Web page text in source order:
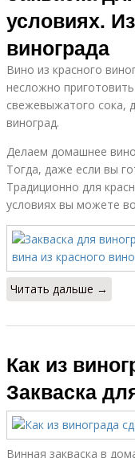
условиях.
винограда
Вино из красного
несложно
свежевыжатого сока,
виноград.
Делаем домашнее вино
Тогда, даже если вы
Традиционно для
условиях вы можете
Читать дальше →
Как из
Закваска
Винная закваска в